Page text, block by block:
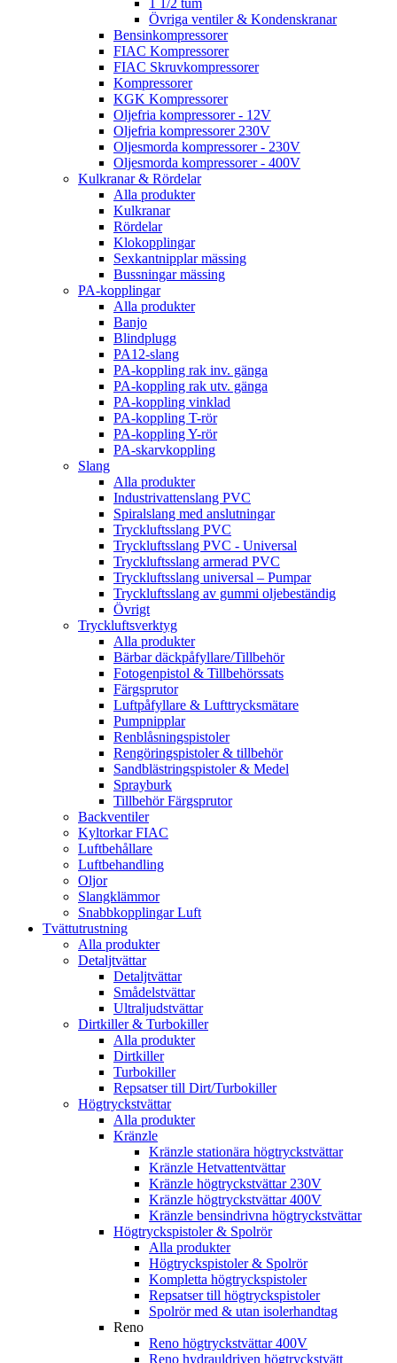
1 1/2 tum
Övriga ventiler & Kondenskranar
Bensinkompressorer
FIAC Kompressorer
FIAC Skruvkompressorer
Kompressorer
KGK Kompressorer
Oljefria kompressorer - 12V
Oljefria kompressorer 230V
Oljesmorda kompressorer - 230V
Oljesmorda kompressorer - 400V
Kulkranar & Rördelar
Alla produkter
Kulkranar
Rördelar
Klokopplingar
Sexkantnipplar mässing
Bussningar mässing
PA-kopplingar
Alla produkter
Banjo
Blindplugg
PA12-slang
PA-koppling rak inv. gänga
PA-koppling rak utv. gänga
PA-koppling vinklad
PA-koppling T-rör
PA-koppling Y-rör
PA-skarvkoppling
Slang
Alla produkter
Industrivattenslang PVC
Spiralslang med anslutningar
Tryckluftsslang PVC
Tryckluftsslang PVC - Universal
Tryckluftsslang armerad PVC
Tryckluftsslang universal – Pumpar
Tryckluftsslang av gummi oljebeständig
Övrigt
Tryckluftsverktyg
Alla produkter
Bärbar däckpåfyllare/Tillbehör
Fotogenpistol & Tillbehörssats
Färgsprutor
Luftpåfyllare & Lufttrycksmätare
Pumpnipplar
Renblåsningspistoler
Rengöringspistoler & tillbehör
Sandblästringspistoler & Medel
Sprayburk
Tillbehör Färgsprutor
Backventiler
Kyltorkar FIAC
Luftbehållare
Luftbehandling
Oljor
Slangklämmor
Snabbkopplingar Luft
Tvättutrustning
Alla produkter
Detaljtvättar
Detaljtvättar
Smådelstvättar
Ultraljudstvättar
Dirtkiller & Turbokiller
Alla produkter
Dirtkiller
Turbokiller
Repsatser till Dirt/Turbokiller
Högtryckstvättar
Alla produkter
Kränzle
Kränzle stationära högtryckstvättar
Kränzle Hetvattentvättar
Kränzle högtryckstvättar 230V
Kränzle högtryckstvättar 400V
Kränzle bensindrivna högtryckstvättar
Högtryckspistoler & Spolrör
Alla produkter
Högtryckspistoler & Spolrör
Kompletta högtryckspistoler
Repsatser till högtryckspistoler
Spolrör med & utan isolerhandtag
Reno
Reno högtryckstvättar 400V
Reno hydrauldriven högtryckstvätt